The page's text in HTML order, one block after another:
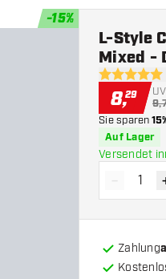
-15%
5
L-Style
Mixed -
8,29
Sie sparen
Auf Lager
Versendet
Menge
-
Zahlung